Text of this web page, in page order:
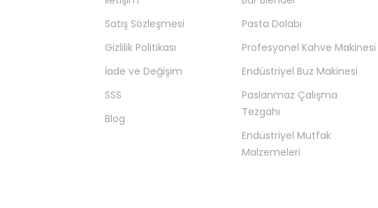
Satış Sözleşmesi
Gizlilik Politikası
İade ve Değişim
SSS
Blog
Pasta Dolabı
Profesyonel Kahve Makinesi
Endüstriyel Buz Makinesi
Paslanmaz Çalışma
Tezgahı
Endüstriyel Mutfak
Malzemeleri